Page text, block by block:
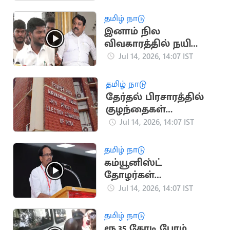
நிதியுதவி அறிவித்த
முதல்வர்
தமிழ் நாடு
இனாம் நில
விவகாரத்தில் நயினார்
நாகேந்திரன் ரீல்
Jul 14, 2026, 14:07 IST
தமிழ் நாடு
தேர்தல் பிரசாரத்தில்
குழந்தைகள்
பயன்பாடு: விதிகள்
ஆணையம் முடிவு
Jul 14, 2026, 14:07 IST
தமிழ் நாடு
கம்யூனிஸ்ட்
தோழர்கள்
அமைச்சர்களாகும்
நெருங்குகிறது -
மு.வீரபாண்டியன்
Jul 14, 2026, 14:07 IST
தமிழ் நாடு